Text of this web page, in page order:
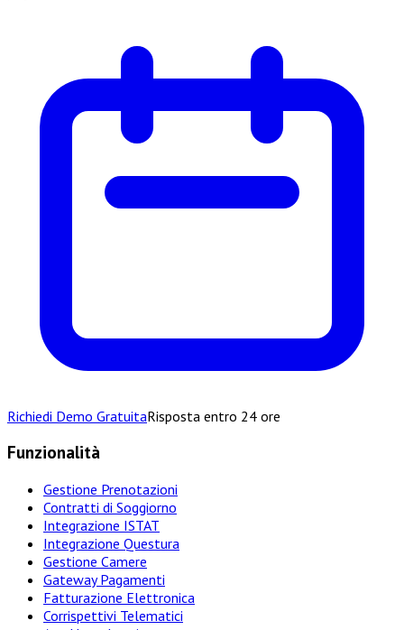
Richiedi Demo GratuitaRisposta entro 24 ore
Funzionalità
Gestione Prenotazioni
Contratti di Soggiorno
Integrazione ISTAT
Integrazione Questura
Gestione Camere
Gateway Pagamenti
Fatturazione Elettronica
Corrispettivi Telematici